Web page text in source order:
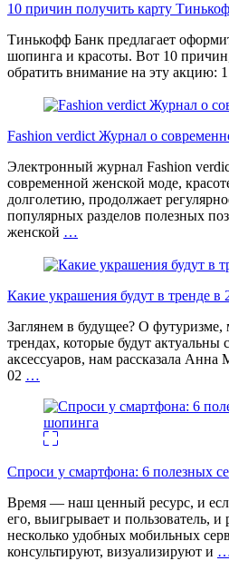
10 причин получить карту
Тинькофф Банк предлагает
шопинга и красоты. Вот 10
обратить внимание на эту
Fashion verdict Журнал о
Электронный журнал Fashion
современной женской моде,
долголетию, продолжает
популярных разделов полезных
женской …
Какие украшения будут в тренде в
Заглянем в будущее? О
трендах, которые будут
аксессуаров, нам рассказала
02 …
Спроси у смартфона: 6 полезных
Время — наш ценный ресурс, и
его, выигрывает и пользователь,
несколько удобных мобильных
консультируют, визуализируют и